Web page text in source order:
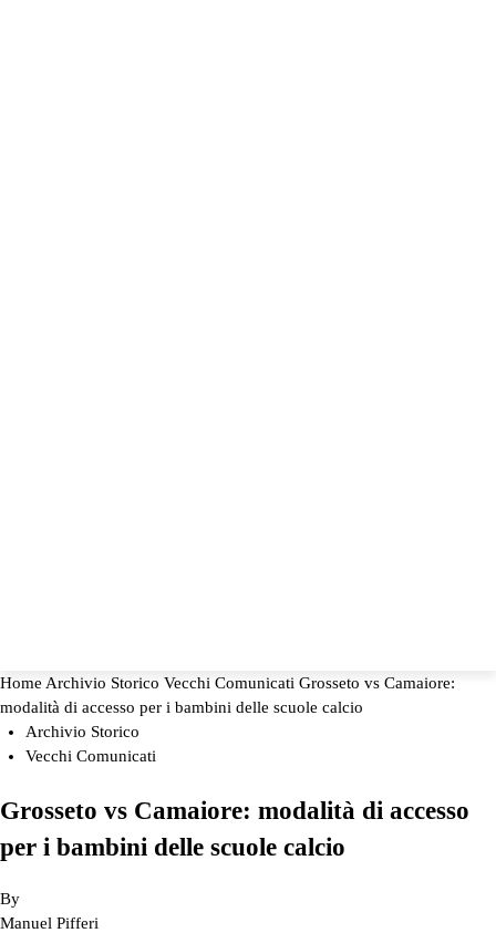
Home Archivio Storico Vecchi Comunicati Grosseto vs Camaiore:
modalità di accesso per i bambini delle scuole calcio
Archivio Storico
Vecchi Comunicati
Grosseto vs Camaiore: modalità di accesso
per i bambini delle scuole calcio
By
Manuel Pifferi